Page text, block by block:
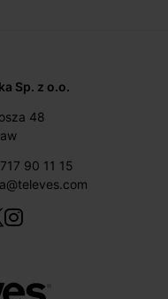
Sp. z o.o.
48
90 11 15